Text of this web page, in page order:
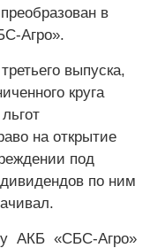
в
Агро».
выпуска,
круга
на открытие
под
по ним
АКБ «СБС-Агро»